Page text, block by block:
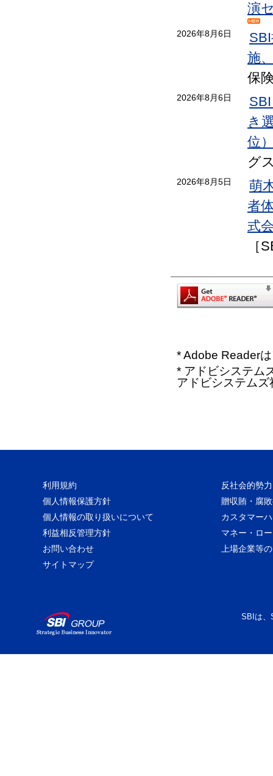
演
2026年8月6日
施
保
2026年8月6日
き
位
グ
2026年8月5日
萌
者
式
［
* Adobe Reader
* アドビシステム
アドビシステム
利用規約
反社会的勢
個人情報保護方針
贈収賄・腐
個人情報の取り扱いについて
カスタマー
利益相反管理方針
マネー・ロ
お問い合わせ
上場企業等
サイトマップ
SBIは、